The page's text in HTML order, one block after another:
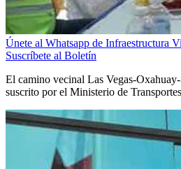
Únete al Whatsapp de Infraestructura
Suscríbete al Boletín
El camino vecinal Las Vegas-
suscrito por el Ministerio de